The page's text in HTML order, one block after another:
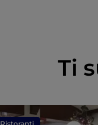
Ti